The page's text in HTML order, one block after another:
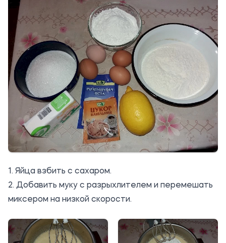
1. Яйца взбить с сахаром.
2. Добавить муку с разрыхлителем и перемешать
миксером на низкой скорости.